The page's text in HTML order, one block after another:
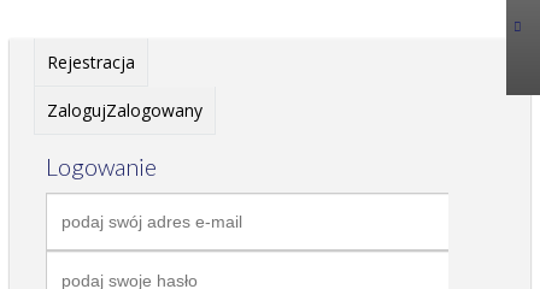
Rejestracja
ZalogujZalogowany
Logowanie